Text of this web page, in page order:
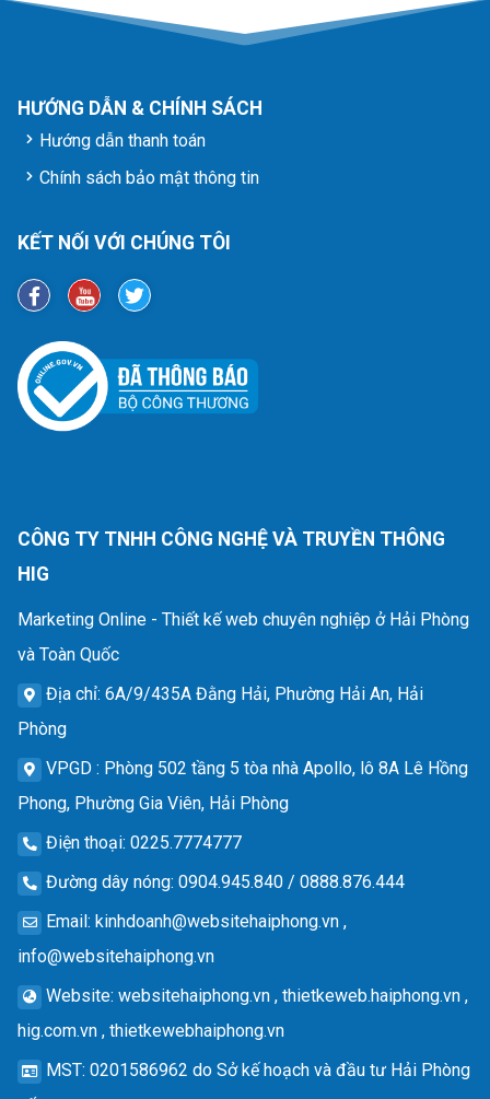
HƯỚNG DẪN & CHÍNH SÁCH
Hướng dẫn thanh toán
Chính sách bảo mật thông tin
KẾT NỐI VỚI CHÚNG TÔI
CÔNG TY TNHH CÔNG NGHỆ VÀ TRUYỀN THÔNG
HIG
Marketing Online - Thiết kế web chuyên nghiệp ở Hải Phòng
và Toàn Quốc
Địa chỉ: 6A/9/435A Đằng Hải, Phường Hải An, Hải
Phòng
VPGD : Phòng 502 tầng 5 tòa nhà Apollo, lô 8A Lê Hồng
Phong, Phường Gia Viên, Hải Phòng
Điện thoại: 0225.7774777
Đường dây nóng: 0904.945.840 / 0888.876.444
Email: kinhdoanh@websitehaiphong.vn ,
info@websitehaiphong.vn
Website: websitehaiphong.vn , thietkeweb.haiphong.vn ,
hig.com.vn , thietkewebhaiphong.vn
MST: 0201586962 do Sở kế hoạch và đầu tư Hải Phòng